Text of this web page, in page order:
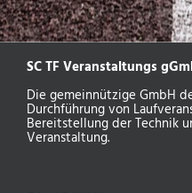
SC TF Veranstaltungs
Die gemeinnützige GmbH
Durchführung von
Bereitstellung der Technik
Veranstaltung.